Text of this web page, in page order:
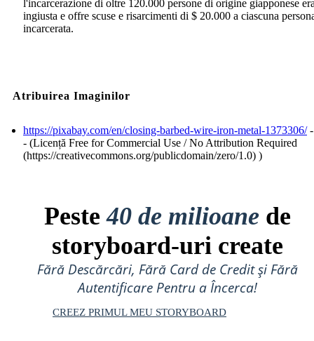
l'incarcerazione di oltre 120.000 persone di origine giapponese
ingiusta e offre scuse e risarcimenti di $ 20.000 a ciascuna
incarcerata.
Atribuirea Imaginilor
https://pixabay.com/en/closing-barbed-wire-iron-metal-1373306/-
- (Licență Free for Commercial Use / No Attribution Required
(https://creativecommons.org/publicdomain/zero/1.0) )
Peste40 de milioane de
storyboard-uri create
Fără Descărcări, Fără Card de Credit și Fără
Autentificare Pentru a Încerca!
CREEZ PRIMUL MEU STORYBOARD